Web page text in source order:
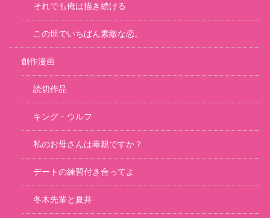
それでも俺は描き続ける
この世でいちばん素敵な恋。
創作漫画
読切作品
キング・ウルフ
私のお母さんは毒親ですか？
デートの練習付き合ってよ
冬木先輩と夏井